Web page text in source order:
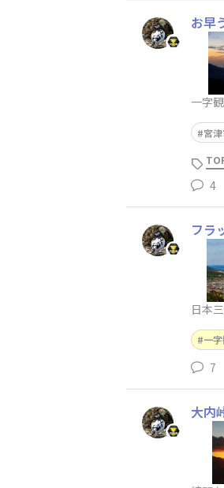
お早
一字
宮
4
フラ
日本
一
7
大内